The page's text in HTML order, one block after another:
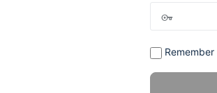
Remember